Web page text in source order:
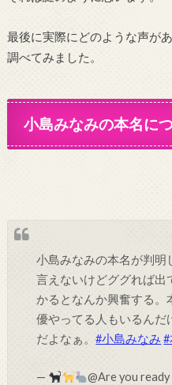
最後に実際にどのような声が
調べてみました。
小島みなみの本名に
小島みなみの本名が判明
言えないけどググれば出
かるとなんか興奮する
優やってる人もいるんだ
だよなぁ。#小島みなみ #
— @Are you ready